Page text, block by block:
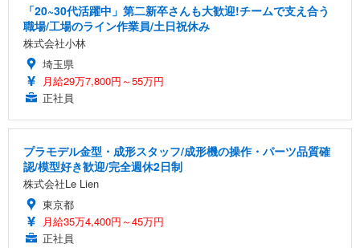
「20~30代活躍中」第二新卒さんも大歓迎!チームで支え合う
職場/工場のライン作業員/土日祝休み
株式会社小林
埼玉県
月給29万7,800円～55万円
正社員
プラモデル金型・成形スタッフ/成形機の操作・パーツ品質確
認/模型好き歓迎/完全週休2日制
株式会社Le Lien
東京都
月給35万4,400円～45万円
正社員